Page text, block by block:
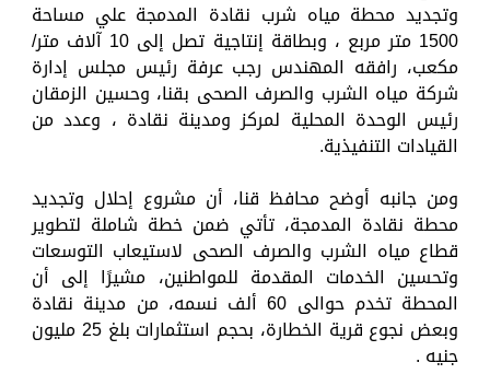
وتجديد محطة مياه شرب نقادة المدمجة علي مساحة
1500 متر مربع ، وبطاقة إنتاجية تصل إلى 10 آلاف متر/
مكعب، رافقه المهندس رجب عرفة رئيس مجلس إدارة
شركة مياه الشرب والصرف الصحى بقنا، وحسين الزمقان
رئيس الوحدة المحلية لمركز ومدينة نقادة ، وعدد من
القيادات التنفيذية.
ومن جانبه أوضح محافظ قنا، أن مشروع إحلال وتجديد
محطة نقادة المدمجة، تأتي ضمن خطة شاملة لتطوير
قطاع مياه الشرب والصرف الصحى لاستيعاب التوسعات
وتحسين الخدمات المقدمة للمواطنين، مشيرًا إلى أن
المحطة تخدم حوالى 60 ألف نسمه، من مدينة نقادة
وبعض نجوع قرية الخطارة، بحجم استثمارات بلغ 25 مليون
جنيه .